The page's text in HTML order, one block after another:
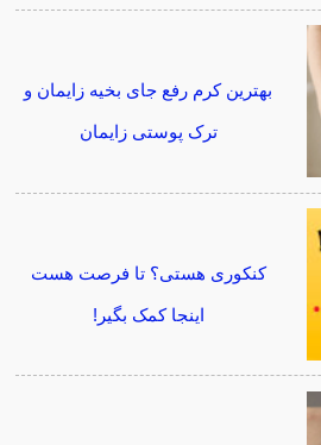
بهترین کرم رفع جای بخیه زایمان و
ترک پوستی زایمان
کنکوری هستی؟ تا فرصت هست
اینجا کمک بگیر!